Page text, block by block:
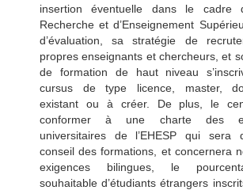
insertion éventuelle dans le cadre
Recherche et d’Enseignement
d’évaluation, sa stratégie de
propres enseignants et chercheurs, et
de formation de haut niveau
cursus de type licence, master,
existant ou à créer. De plus, le
conformer à une charte des
universitaires de l’EHESP qui sera
conseil des formations, et concernera
exigences bilingues, le
souhaitable d’étudiants étrangers